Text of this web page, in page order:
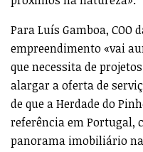
Para Luís Gamboa, COO
empreendimento «vai
que necessita de
alargar a oferta de
de que a Herdade do
referência em Portugal,
panorama imobiliário